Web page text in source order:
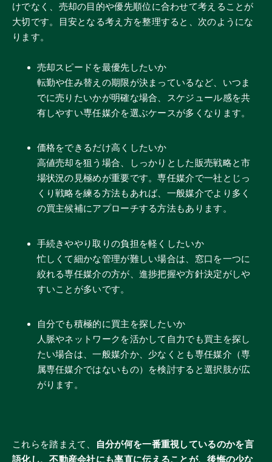
けでなく、売却の目的や優先順位に合わせて考えることが
大切です。目安となる考え方を整理すると、次のようにな
ります。
売却スピードを最優先したいか
転勤や住み替えの期限が決まっているなど、いつま
でに売りたいかが明確な場合、スケジュール感を共
有しやすい専任媒介を選ぶケースが多くなります。
価格をできるだけ高くしたいか
高値売却を狙う場合、しっかりとした販売戦略と市
場状況の見極めが重要です。専任媒介で一社とじっ
くり戦略を練る方法もあれば、一般媒介でより多く
の買主候補にアプローチする方法もあります。
手続きややり取りの負担を軽くしたいか
忙しくて細かな管理が難しい場合は、窓口を一つに
絞れる専任媒介の方が、進捗把握や方針決定がしや
すいことが多いです。
自分でも積極的に買主を探したいか
人脈やネットワークを活かして自力でも買主を探し
たい場合は、一般媒介か、少なくとも専任媒介（専
属専任媒介ではないもの）を検討すると選択肢が広
がります。
これらを踏まえて、
自分が何を一番重視しているのかを言
語化し、不動産会社にも率直に伝えることが、後悔の少な